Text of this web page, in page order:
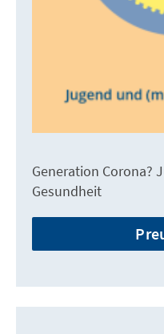
Generation Corona?
Gesundheit